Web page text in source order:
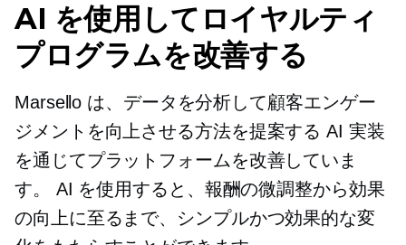
AI を使用してロイヤルティ
プログラムを改善する
Marsello は、データを分析して顧客エンゲー
ジメントを向上させる方法を提案する AI 実装
を通じてプラットフォームを改善していま
す。 AI を使用すると、報酬の微調整から効果
の向上に至るまで、シンプルかつ効果的な変